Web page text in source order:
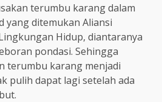
terumbu karang dalam
yang ditemukan Aliansi
Hidup, diantaranya
pondasi. Sehingga
terumbu karang menjadi
pulih dapat lagi setelah ada